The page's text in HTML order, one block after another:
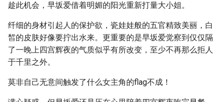
趁此机会，早坂爱借着明媚的阳光重新打量大小姐。
纤细的身材引起人的保护欲，瓷娃娃般的五官精致美丽，白
皙的皮肤好像要拧出水来。更重要的是早坂爱觉察到仅仅隔
了一晚上四宫辉夜的气质似乎有所改变，至少不再那么拒人
于千里之外。
莫非自己无意间触发了什么女主角的flag不成！